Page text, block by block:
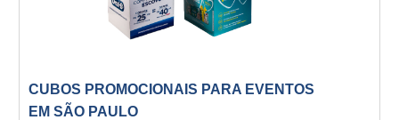
CUBOS PROMOCIONAIS PARA EVENTOS
EM SÃO PAULO